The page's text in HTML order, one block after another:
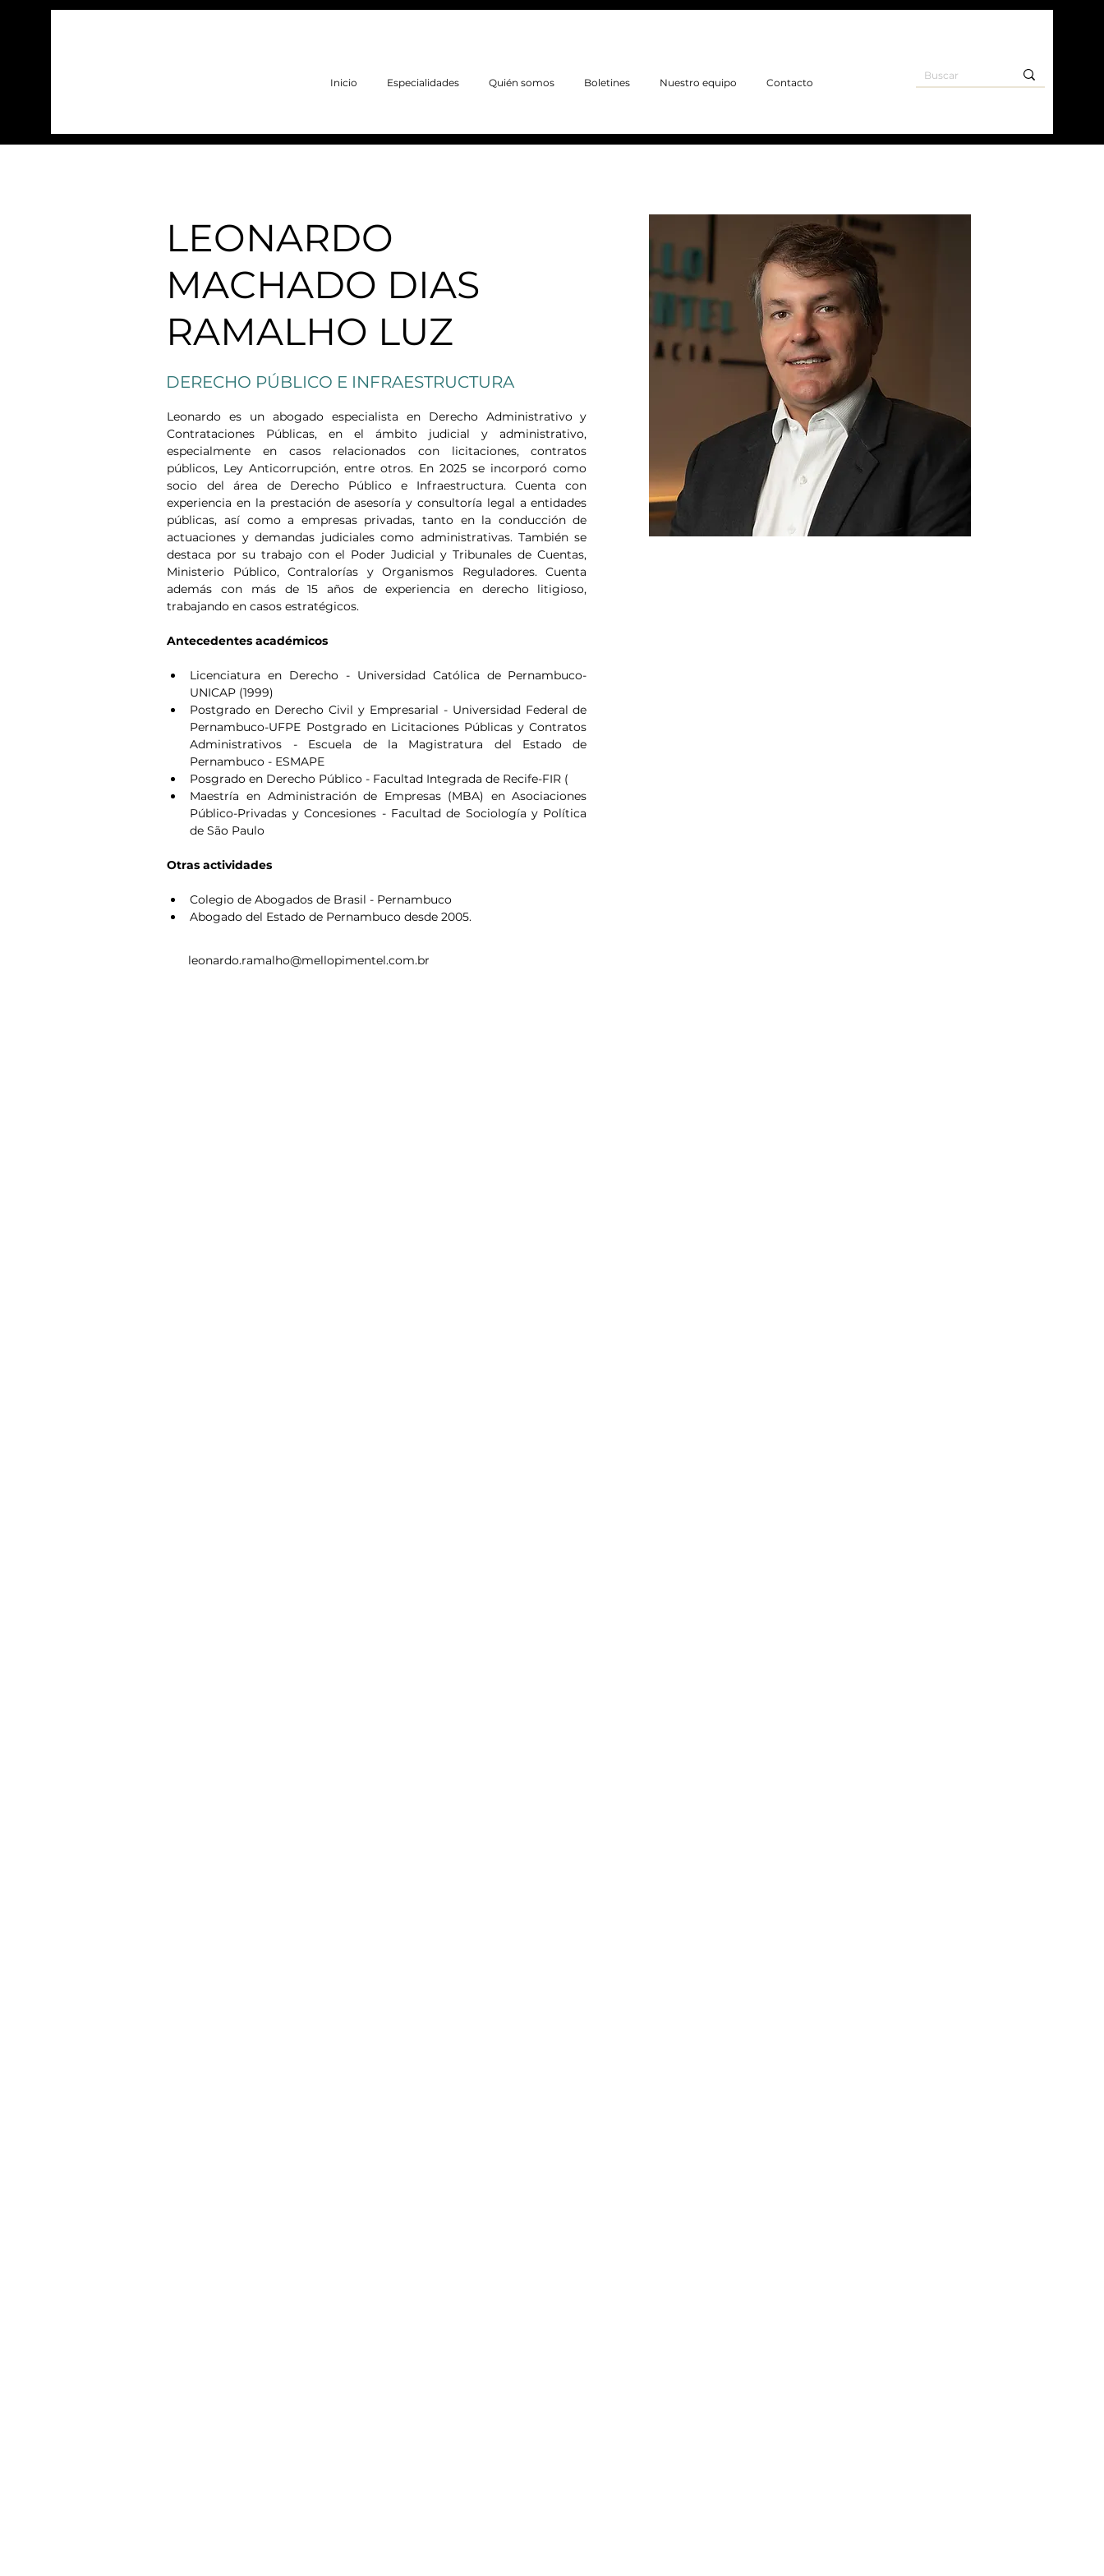
Inicio Especialidades Quién somos Boletines Nuestro equipo Contacto
LEONARDO
MACHADO DIAS
RAMALHO LUZ
DERECHO PÚBLICO E INFRAESTRUCTURA
Leonardo es un abogado especialista en Derecho Administrativo y
Contrataciones Públicas, en el ámbito judicial y administrativo,
especialmente en casos relacionados con licitaciones, contratos
públicos, Ley Anticorrupción, entre otros. En 2025 se incorporó como
socio del área de Derecho Público e Infraestructura. Cuenta con
experiencia en la prestación de asesoría y consultoría legal a entidades
públicas, así como a empresas privadas, tanto en la conducción de
actuaciones y demandas judiciales como administrativas. También se
destaca por su trabajo con el Poder Judicial y Tribunales de Cuentas,
Ministerio Público, Contralorías y Organismos Reguladores. Cuenta
además con más de 15 años de experiencia en derecho litigioso,
trabajando en casos estratégicos.
Antecedentes académicos
Licenciatura en Derecho - Universidad Católica de Pernambuco-
UNICAP (1999)
Postgrado en Derecho Civil y Empresarial - Universidad Federal de
Pernambuco-UFPE Postgrado en Licitaciones Públicas y Contratos
Administrativos - Escuela de la Magistratura del Estado de
Pernambuco - ESMAPE
Posgrado en Derecho Público - Facultad Integrada de Recife-FIR (
Maestría en Administración de Empresas (MBA) en Asociaciones
Público-Privadas y Concesiones - Facultad de Sociología y Política
de São Paulo
Otras actividades
Colegio de Abogados de Brasil - Pernambuco
Abogado del Estado de Pernambuco desde 2005.
leonardo.ramalho@mellopimentel.com.br